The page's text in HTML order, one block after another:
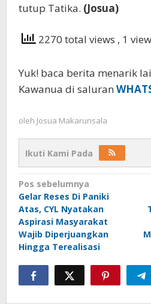
tutup Tatika. (Josua)
2270 total views , 1
Yuk! baca berita menarik
Kawanua di saluran
oleh Josua Makarunsala
Ikuti Kami Pada
Navigasi
pos
Pos sebelumnya
Gelar Reses Di Paniki
Atas, CYL Nyatakan
Aspirasi Masyarakat
Wajib Diperjuangkan
Hingga Terealisasi